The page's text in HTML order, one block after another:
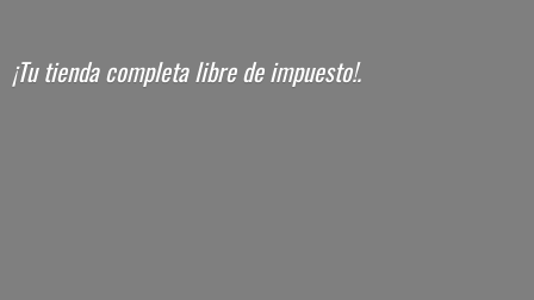
¡Tu tienda completa librede impuesto!.